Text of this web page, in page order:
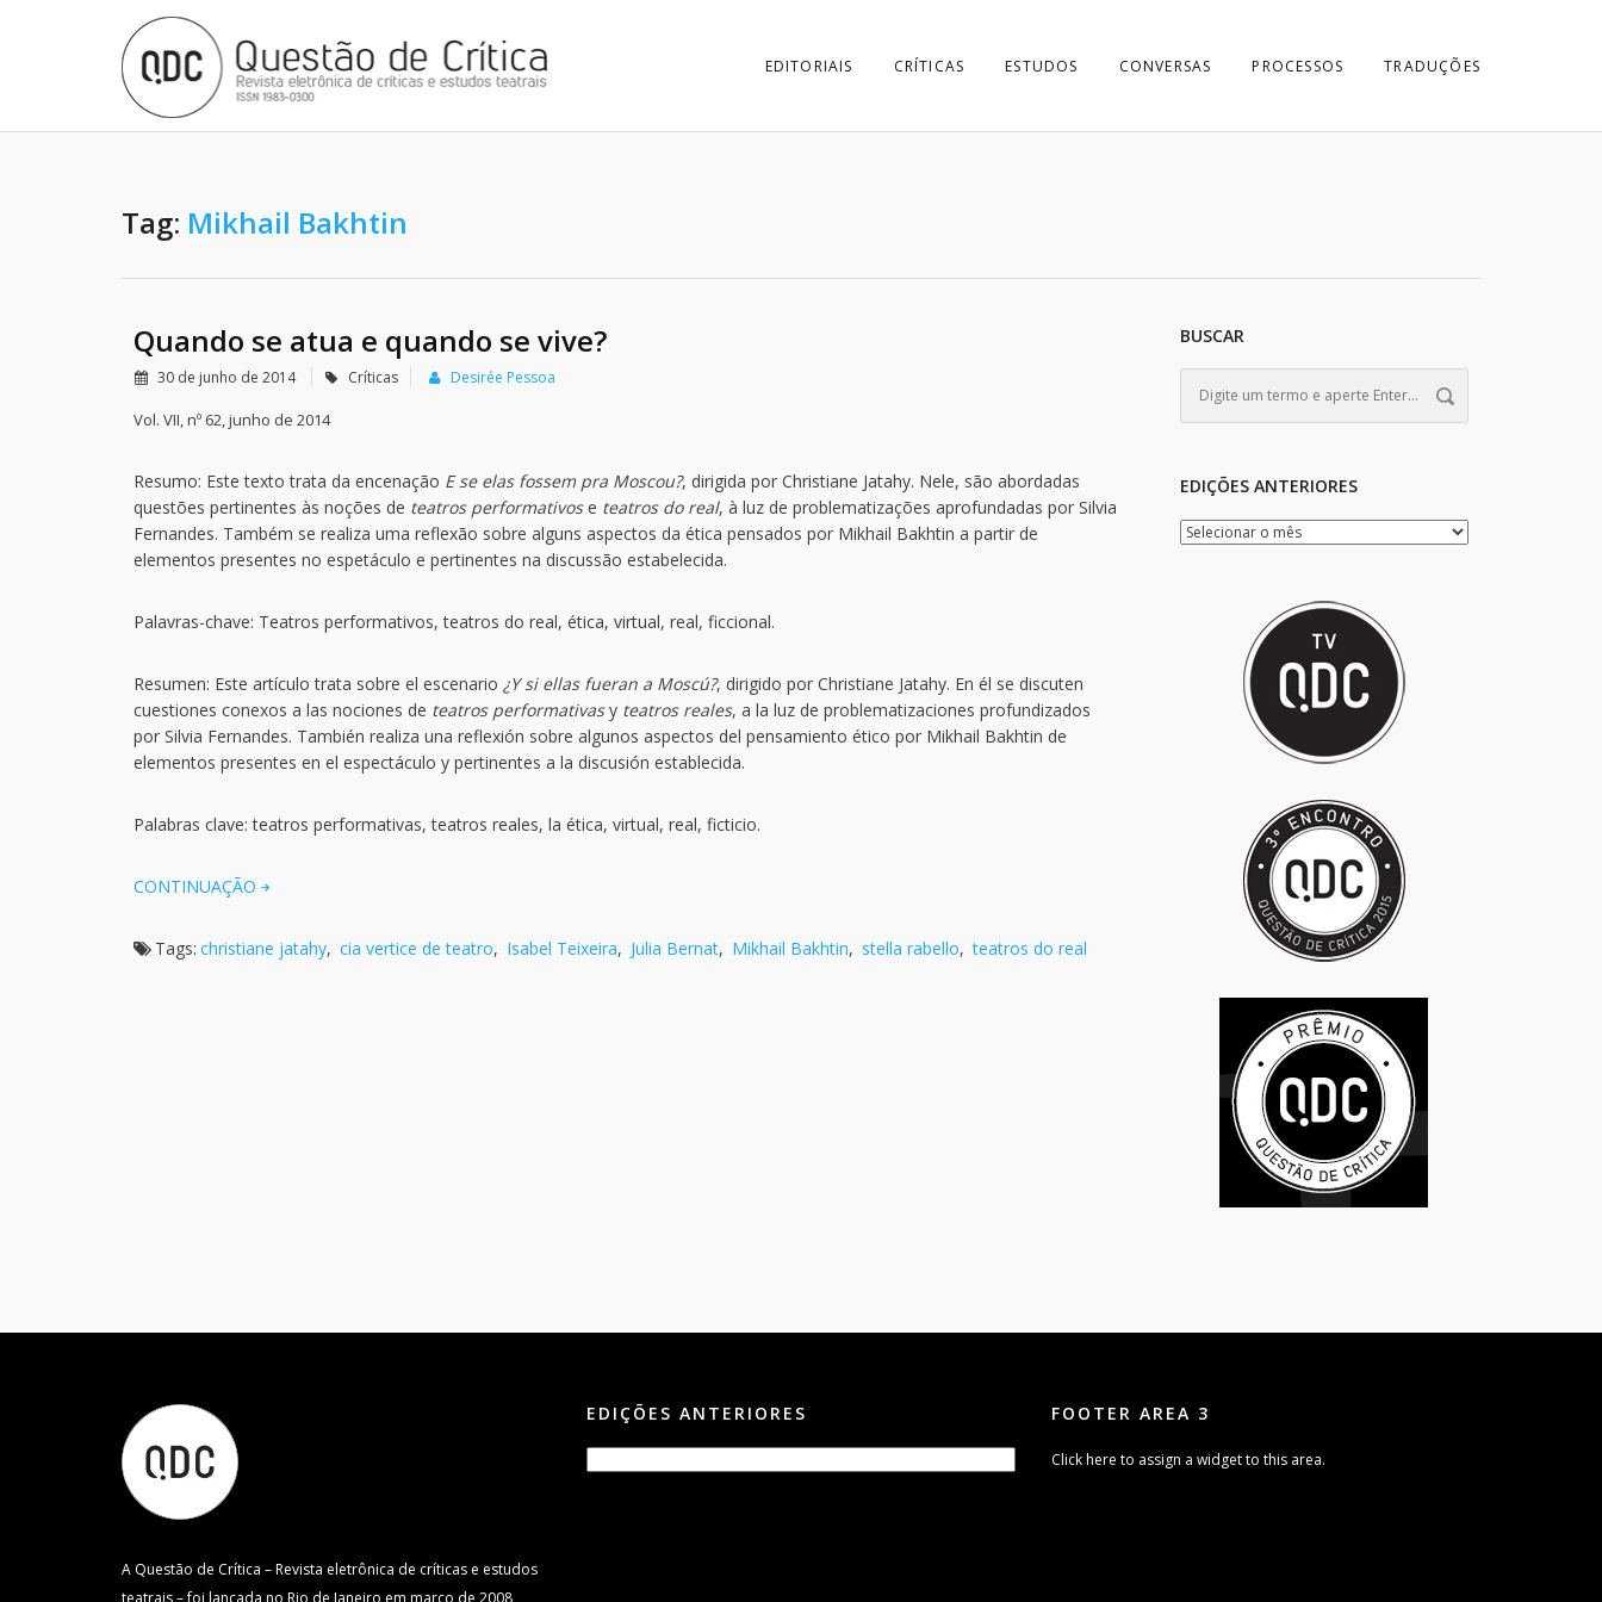
EDITORIAIS CRÍTICAS ESTUDOS CONVERSAS PROCESSOS TRADUÇÕES
Tag: Mikhail Bakhtin
Quando se atua e quando se vive?
30 de junho de 2014 Críticas Desirée Pessoa
Vol. VII, nº 62, junho de 2014
Resumo: Este texto trata da encenação E se elas fossem pra Moscou?, dirigida por Christiane Jatahy. Nele, são abordadas
questões pertinentes às noções de teatros performativose teatros do real, à luz de problematizações aprofundadas por Silvia
Fernandes. Também se realiza uma reflexão sobre alguns aspectos da ética pensados por Mikhail Bakhtin a partir de
elementos presentes no espetáculo e pertinentes na discussão estabelecida.
Palavras-chave: Teatros performativos, teatros do real, ética, virtual, real, ficcional.
Resumen: Este artículo trata sobre el escenario ¿Y si ellas fueran a Moscú?, dirigido por Christiane Jatahy. En él se discuten
cuestiones conexos a las nociones de teatros performativasy teatros reales, a la luz de problematizaciones profundizados
por Silvia Fernandes. También realiza una reflexión sobre algunos aspectos del pensamiento ético por Mikhail Bakhtin de
elementos presentes en el espectáculo y pertinentes a la discusión establecida.
Palabras clave: teatros performativas, teatros reales, la ética, virtual, real, ficticio.
CONTINUAÇÃO
Tags: christiane jatahy, cia vertice de teatro, Isabel Teixeira, Julia Bernat, Mikhail Bakhtin, stella rabello, teatros do real
BUSCAR
EDIÇÕES ANTERIORES
A Questão de Crítica – Revista eletrônica de críticas e estudos
teatrais – foi lançada no Rio de Janeiro em março de 2008
EDIÇÕES ANTERIORES FOOTER AREA 3
Click here to assign a widget to this area.